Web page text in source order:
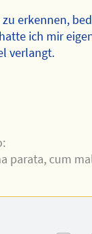
erkennen,
ich mir
verlangt.
parata, cum